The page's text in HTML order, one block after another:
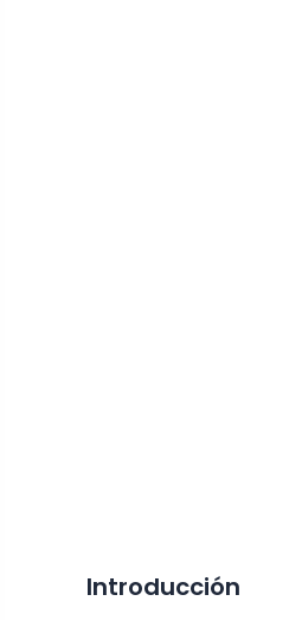
Introducción